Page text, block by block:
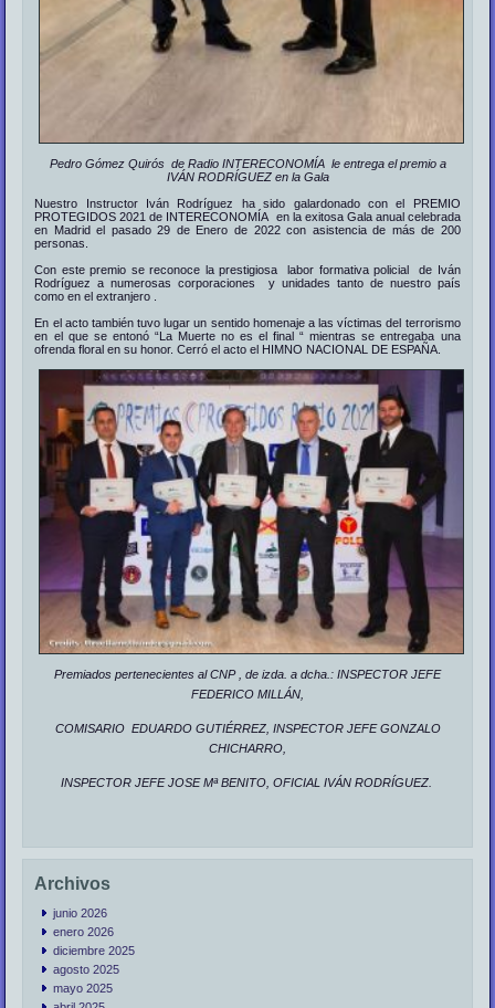
Pedro Gómez Quirós de Radio INTERECONOMÍA le entrega el premio a
IVÁN RODRÍGUEZ en la Gala
Nuestro Instructor Iván Rodríguez ha sido galardonado con el PREMIO
PROTEGIDOS 2021 de INTERECONOMÍA en la exitosa Gala anual celebrada
en Madrid el pasado 29 de Enero de 2022 con asistencia de más de 200
personas.
Con este premio se reconoce la prestigiosa labor formativa policial de Iván
Rodríguez a numerosas corporaciones y unidades tanto de nuestro país
como en el extranjero .
En el acto también tuvo lugar un sentido homenaje a las víctimas del terrorismo
en el que se entonó “La Muerte no es el final “ mientras se entregaba una
ofrenda floral en su honor. Cerró el acto el HIMNO NACIONAL DE ESPAÑA.
Premiados pertenecientes al CNP , de izda. a dcha.: INSPECTOR JEFE
FEDERICO MILLÁN,
COMISARIO EDUARDO GUTIÉRREZ, INSPECTOR JEFE GONZALO
CHICHARRO,
INSPECTOR JEFE JOSE Mª BENITO, OFICIAL IVÁN RODRÍGUEZ.
Archivos
junio 2026
enero 2026
diciembre 2025
agosto 2025
mayo 2025